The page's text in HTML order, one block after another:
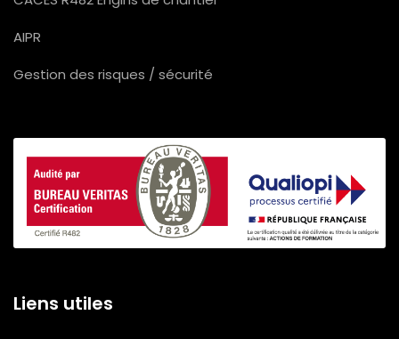
AIPR
Gestion des risques / sécurité
Liens utiles